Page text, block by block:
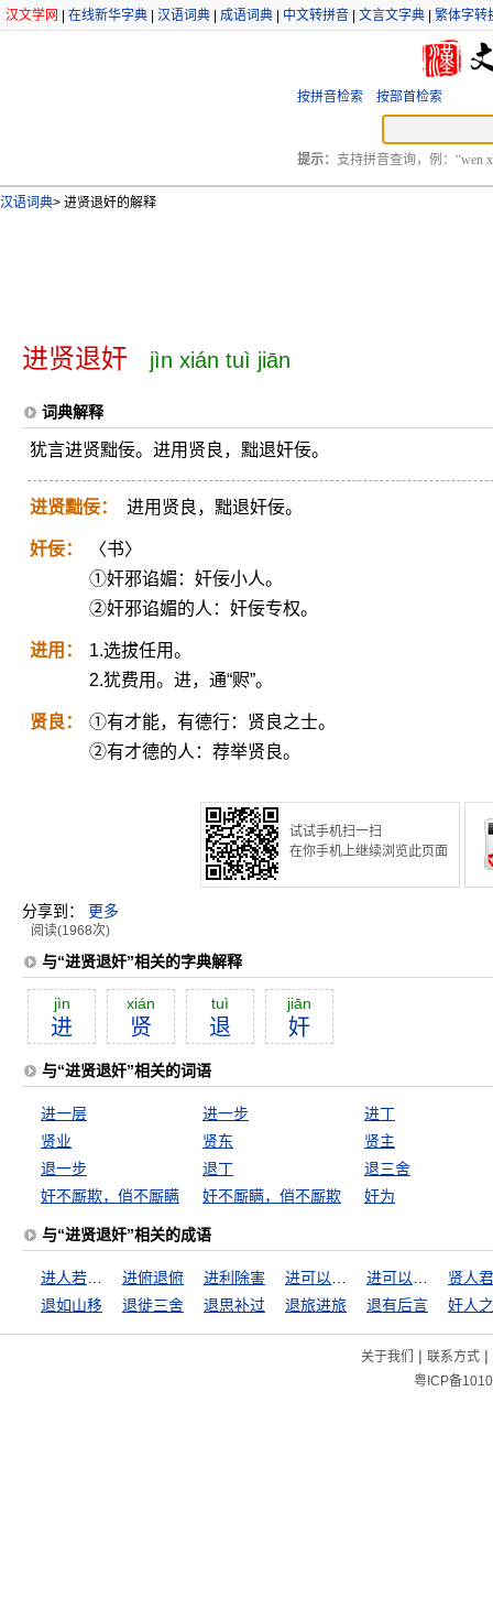
汉文学网 在线新华字典 汉语词典 成语词典 中文转拼音 文言文字典 繁体字转
按拼音检索 按部首检索
提示： 支持拼音查询，例：“wen
汉语词典> 进贤退奸的解释
进贤退奸 jìn xián tuì jiān
词典解释
犹言进贤黜佞。进用贤良，黜退奸佞。
进贤黜佞： 进用贤良，黜退奸佞。
奸佞：
〈书〉
①奸邪谄媚：奸佞小人。
②奸邪谄媚的人：奸佞专权。
进用：
1.选拔任用。
2.犹费用。进，通“赆”。
贤良：
①有才能，有德行：贤良之士。
②有才德的人：荐举贤良。
试试手机扫一扫
在你手机上继续浏览此页面
分享到： 更多
阅读(1968次)
与“进贤退奸”相关的字典解释
jìn
进
xián
贤
tuì
退
jiān
奸
与“进贤退奸”相关的词语
进一层 进一步
进丁
贤业
贤东
贤主
退一步
退丁
退三舍
奸不厮欺，俏不厮瞒
奸不厮瞒，俏不厮欺 奸为
与“进贤退奸”相关的成语
进俯退俯 进利除害
贤人
退如山移
退徙三舍 退思补过 退旅进旅 退有后言 奸人
关于我们 | 联系方式|
粤ICP备